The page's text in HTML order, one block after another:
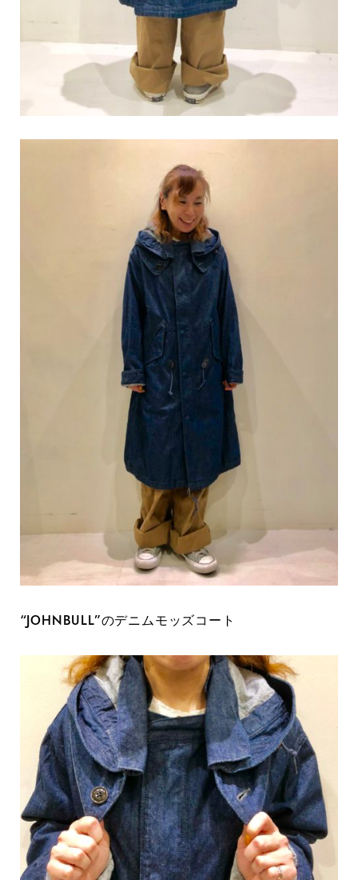
“JOHNBULL”のデニムモッズコート